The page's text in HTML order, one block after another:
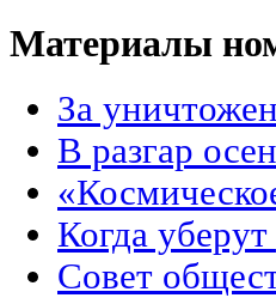
Материалы
За
В разгар
Когда
Совет